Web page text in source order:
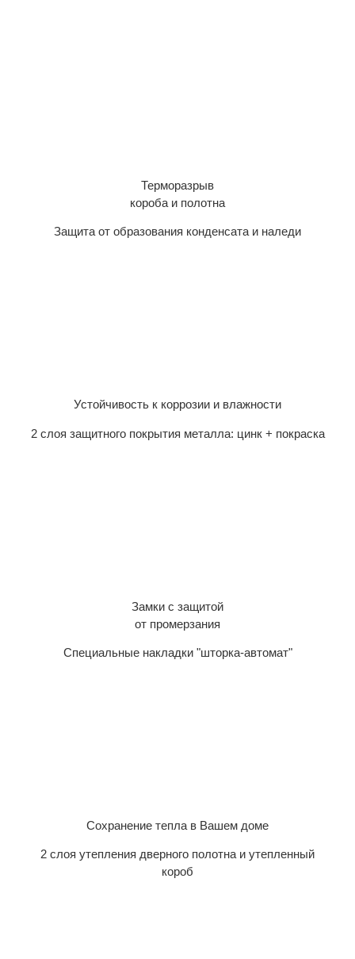
Терморазрыв
короба и полотна
Защита от образования конденсата и наледи
Устойчивость к коррозии и влажности
2 слоя защитного покрытия металла: цинк + покраска
Замки с защитой
от промерзания
Специальные накладки "шторка-автомат"
Сохранение тепла в Вашем доме
2 слоя утепления дверного полотна и утепленный
короб